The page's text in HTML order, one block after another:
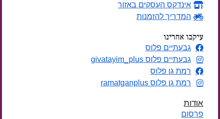
אינדקס העסקים באזור
המדריך להזמנות
עיקבו אחרינו
גבעתיים פלוס
גבעתיים פלוס givatayim_plus
רמת גן פלוס
רמת גן פלוס ramatganplus
אודות
פרסום